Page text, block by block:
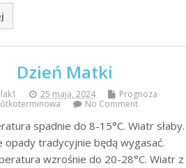
Dzień Matki
25 maja, 2024
Prognoza
No Comment
spadnie do 8-15°C. Wiatr słaby.
opady tradycyjnie będą wygasać.
wzrośnie do 20-28°C. Wiatr z